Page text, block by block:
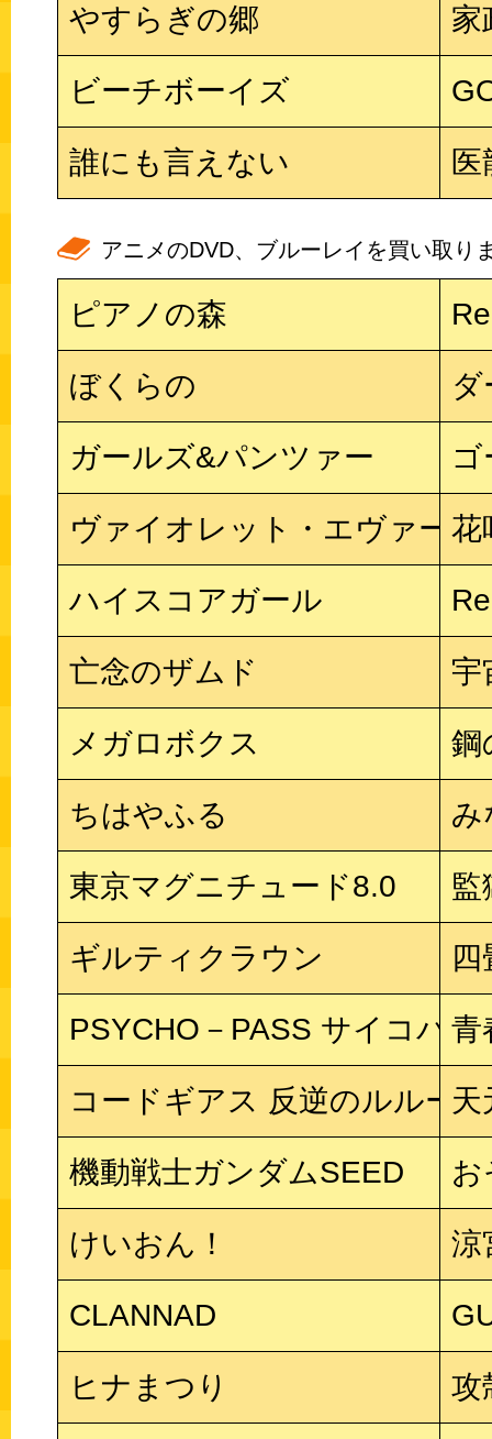
やすらぎの郷 家
ビーチボーイズ
誰にも言えない 医
アニメのDVD、ブルーレイを買い取り
ピアノの森
ぼくらの
ガールズ&パンツァー
ヴァイオレット・エヴァーガ
花
ハイスコアガール
亡念のザムド 宇
メガロボクス 鋼
ちはやふる み
東京マグニチュード8.0 監
ギルティクラウン
PSYCHO－PASS サイコパス
青
コードギアス 反逆のルルー天
機動戦士ガンダムSEED お
けいおん！ 涼
CLANNAD
ヒナまつり 攻